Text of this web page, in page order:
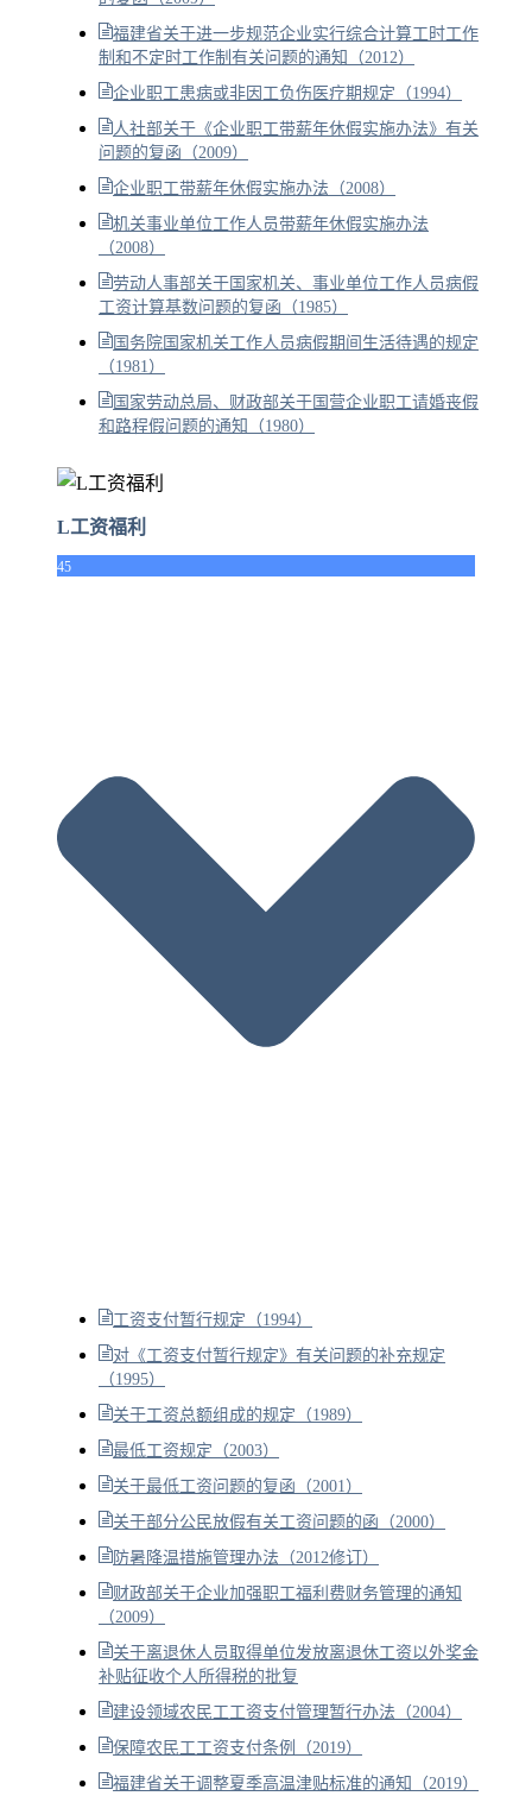
福建省关于进一步规范企业实行综合计算工时工作
制和不定时工作制有关问题的通知（2012）
企业职工患病或非因工负伤医疗期规定（1994）
人社部关于《企业职工带薪年休假实施办法》有关
问题的复函（2009）
企业职工带薪年休假实施办法（2008）
机关事业单位工作人员带薪年休假实施办法
（2008）
劳动人事部关于国家机关、事业单位工作人员病假
工资计算基数问题的复函（1985）
国务院国家机关工作人员病假期间生活待遇的规定
（1981）
国家劳动总局、财政部关于国营企业职工请婚丧假
和路程假问题的通知（1980）
L工资福利
45
工资支付暂行规定（1994）
对《工资支付暂行规定》有关问题的补充规定
（1995）
关于工资总额组成的规定（1989）
最低工资规定（2003）
关于最低工资问题的复函（2001）
关于部分公民放假有关工资问题的函（2000）
防暑降温措施管理办法（2012修订）
财政部关于企业加强职工福利费财务管理的通知
（2009）
关于离退休人员取得单位发放离退休工资以外奖金
补贴征收个人所得税的批复
建设领域农民工工资支付管理暂行办法（2004）
保障农民工工资支付条例（2019）
福建省关于调整夏季高温津贴标准的通知（2019）